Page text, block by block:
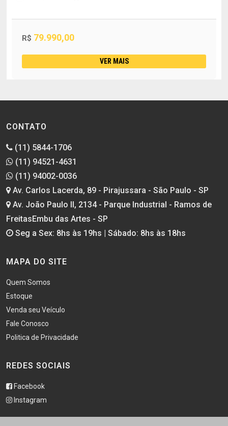
R$ 79.990,00
VER MAIS
CONTATO
(11) 5844-1706
(11) 94521-4631
(11) 94002-0036
Av. Carlos Lacerda, 89 - Pirajussara - São Paulo - SP
Av. João Paulo II, 2134 - Parque Industrial - Ramos de
FreitasEmbu das Artes - SP
Seg a Sex: 8hs às 19hs | Sábado: 8hs às 18hs
MAPA DO SITE
Quem Somos
Estoque
Venda seu Veículo
Fale Conosco
Politica de Privacidade
REDES SOCIAIS
Facebook
Instagram